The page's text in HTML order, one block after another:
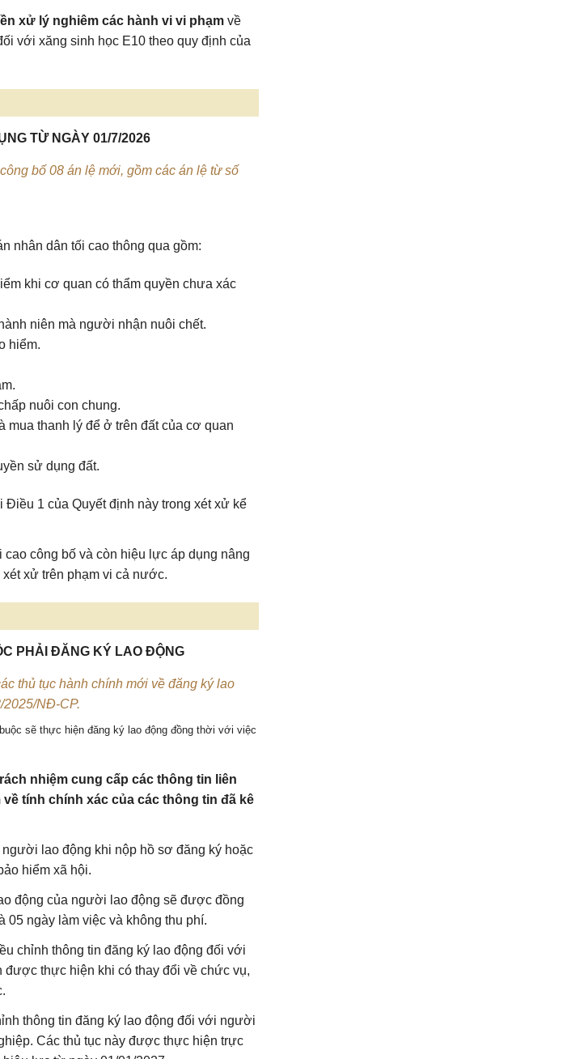
xử lý nghiêm các hành vi vi phạm về
với xăng sinh học E10 theo quy định của
TỪ NGÀY 01/7/2026
bố 08 án lệ mới, gồm các án lệ từ số
nhân dân tối cao thông qua gồm:
khi cơ quan có thẩm quyền chưa xác
niên mà người nhận nuôi chết.
hiểm.
nuôi con chung.
thanh lý để ở trên đất của cơ quan
sử dụng đất.
1 của Quyết định này trong xét xử kể
công bố và còn hiệu lực áp dụng nâng
xét xử trên phạm vi cả nước.
PHẢI ĐĂNG KÝ LAO ĐỘNG
thủ tục hành chính mới về đăng ký lao
2025/NĐ-CP.
sẽ thực hiện đăng ký lao động đồng thời với việc
nhiệm cung cấp các thông tin liên
tính chính xác của các thông tin đã kê
lao động khi nộp hồ sơ đăng ký hoặc
hiểm xã hội.
động của người lao động sẽ được đồng
ngày làm việc và không thu phí.
chỉnh thông tin đăng ký lao động đối với
thực hiện khi có thay đổi về chức vụ,
thông tin đăng ký lao động đối với người
Các thủ tục này được thực hiện trực